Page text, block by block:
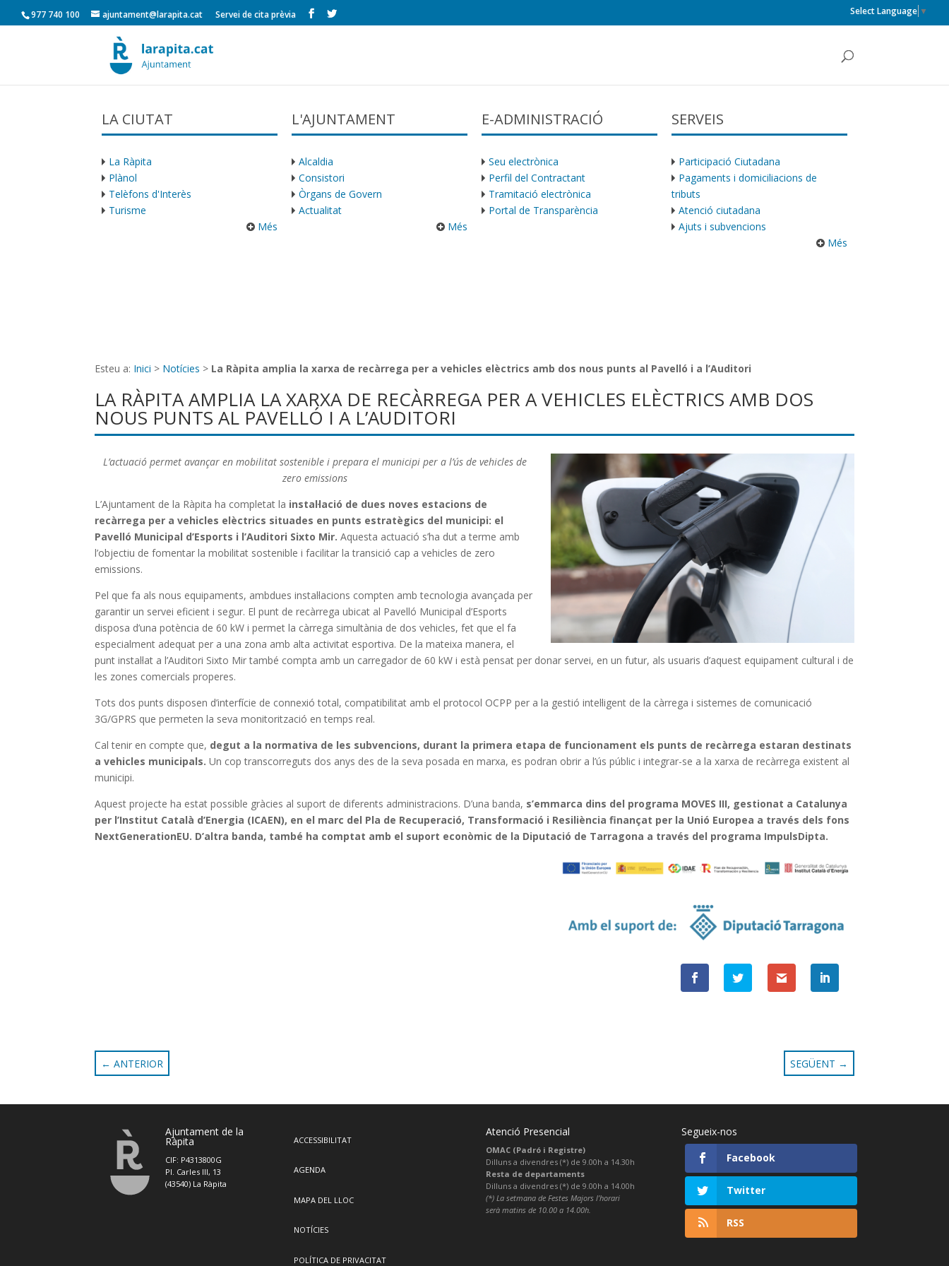
977 740 100 ajuntament@larapita.cat Servei de cita prèvia Select Language ▼
LA CIUTAT
La Ràpita
Plànol
Telèfons d'Interès
Turisme
Més
L'AJUNTAMENT
Alcaldia
Consistori
Òrgans de Govern
Actualitat
Més
E-ADMINISTRACIÓ
Seu electrònica
Perfil del Contractant
Tramitació electrònica
Portal de Transparència
SERVEIS
Participació Ciutadana
Pagaments i domiciliacions de
tributs
Atenció ciutadana
Ajuts i subvencions
Més
Esteu a: Inici > Notícies > La Ràpita amplia la xarxa de recàrrega per a vehicles elèctrics amb dos nous punts al Pavelló i a l’Auditori
LA RÀPITA AMPLIA LA XARXA DE RECÀRREGA PER A VEHICLES ELÈCTRICS AMB DOS
NOUS PUNTS AL PAVELLÓ I A L’AUDITORI
L’actuació permet avançar en mobilitat sostenible i prepara el municipi per a l’ús de vehicles de
zero emissions
L’Ajuntament de la Ràpita ha completat la instal·lació de dues noves estacions de
recàrrega per a vehicles elèctrics situades en punts estratègics del municipi: el
Pavelló Municipal d’Esports i l’Auditori Sixto Mir. Aquesta actuació s’ha dut a terme amb
l’objectiu de fomentar la mobilitat sostenible i facilitar la transició cap a vehicles de zero
emissions.
Pel que fa als nous equipaments, ambdues instal·lacions compten amb tecnologia avançada per
garantir un servei eficient i segur. El punt de recàrrega ubicat al Pavelló Municipal d’Esports
disposa d’una potència de 60 kW i permet la càrrega simultània de dos vehicles, fet que el fa
especialment adequat per a una zona amb alta activitat esportiva. De la mateixa manera, el
punt instal·lat a l’Auditori Sixto Mir també compta amb un carregador de 60 kW i està pensat per donar servei, en un futur, als usuaris d’aquest equipament cultural i de
les zones comercials properes.
Tots dos punts disposen d’interfície de connexió total, compatibilitat amb el protocol OCPP per a la gestió intel·ligent de la càrrega i sistemes de comunicació
3G/GPRS que permeten la seva monitorització en temps real.
Cal tenir en compte que, degut a la normativa de les subvencions, durant la primera etapa de funcionament els punts de recàrrega estaran destinats
a vehicles municipals. Un cop transcorreguts dos anys des de la seva posada en marxa, es podran obrir a l’ús públic i integrar-se a la xarxa de recàrrega existent al
municipi.
Aquest projecte ha estat possible gràcies al suport de diferents administracions. D’una banda, s’emmarca dins del programa MOVES III, gestionat a Catalunya
per l’Institut Català d’Energia (ICAEN), en el marc del Pla de Recuperació, Transformació i Resiliència finançat per la Unió Europea a través dels fons
NextGenerationEU. D’altra banda, també ha comptat amb el suport econòmic de la Diputació de Tarragona a través del programa ImpulsDipta.
←ANTERIOR SEGÜENT →
Ajuntament de la
Ràpita
CIF: P4313800G
Pl. Carles III, 13
(43540) La Ràpita
ACCESSIBILITAT
AGENDA
MAPA DEL LLOC
NOTÍCIES
POLÍTICA DE PRIVACITAT
Atenció Presencial
OMAC (Padró i Registre)
Dilluns a divendres (*) de 9.00h a 14.30h
Resta de departaments
Dilluns a divendres (*) de 9.00h a 14.00h
(*) La setmana de Festes Majors l’horari
serà matins de 10.00 a 14.00h.
Segueix-nos
Facebook
Twitter
RSS